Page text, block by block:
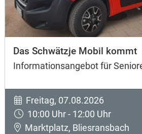
Das Schwätzje Mobil kommt
Informationsangebot für
Freitag, 07.08.2026
10:00 Uhr - 12:00 Uhr
Marktplatz, Bliesransbach